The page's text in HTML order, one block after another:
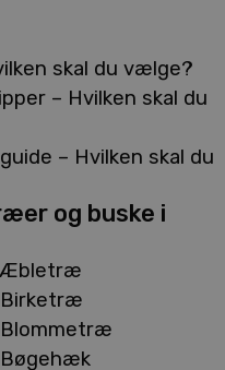
skal du vælge?
– Hvilken skal du
– Hvilken skal du
og buske i
Æbletræ